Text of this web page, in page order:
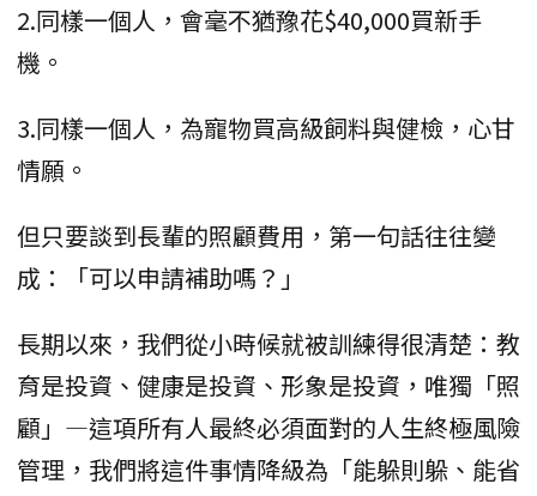
2.同樣一個人，會毫不猶豫花$40,000買新手
機。
3.同樣一個人，為寵物買高級飼料與健檢，心甘
情願。
但只要談到長輩的照顧費用，第一句話往往變
成：「可以申請補助嗎？」
長期以來，我們從小時候就被訓練得很清楚：教
育是投資、健康是投資、形象是投資，唯獨「照
顧」—這項所有人最終必須面對的人生終極風險
管理，我們將這件事情降級為「能躲則躲、能省